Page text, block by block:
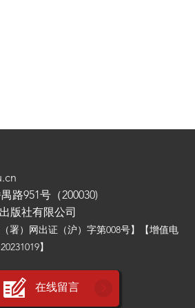
路951号（200030)
版社有限公司
（署）网出证（沪）字第008号】【增值电
】
在线留言